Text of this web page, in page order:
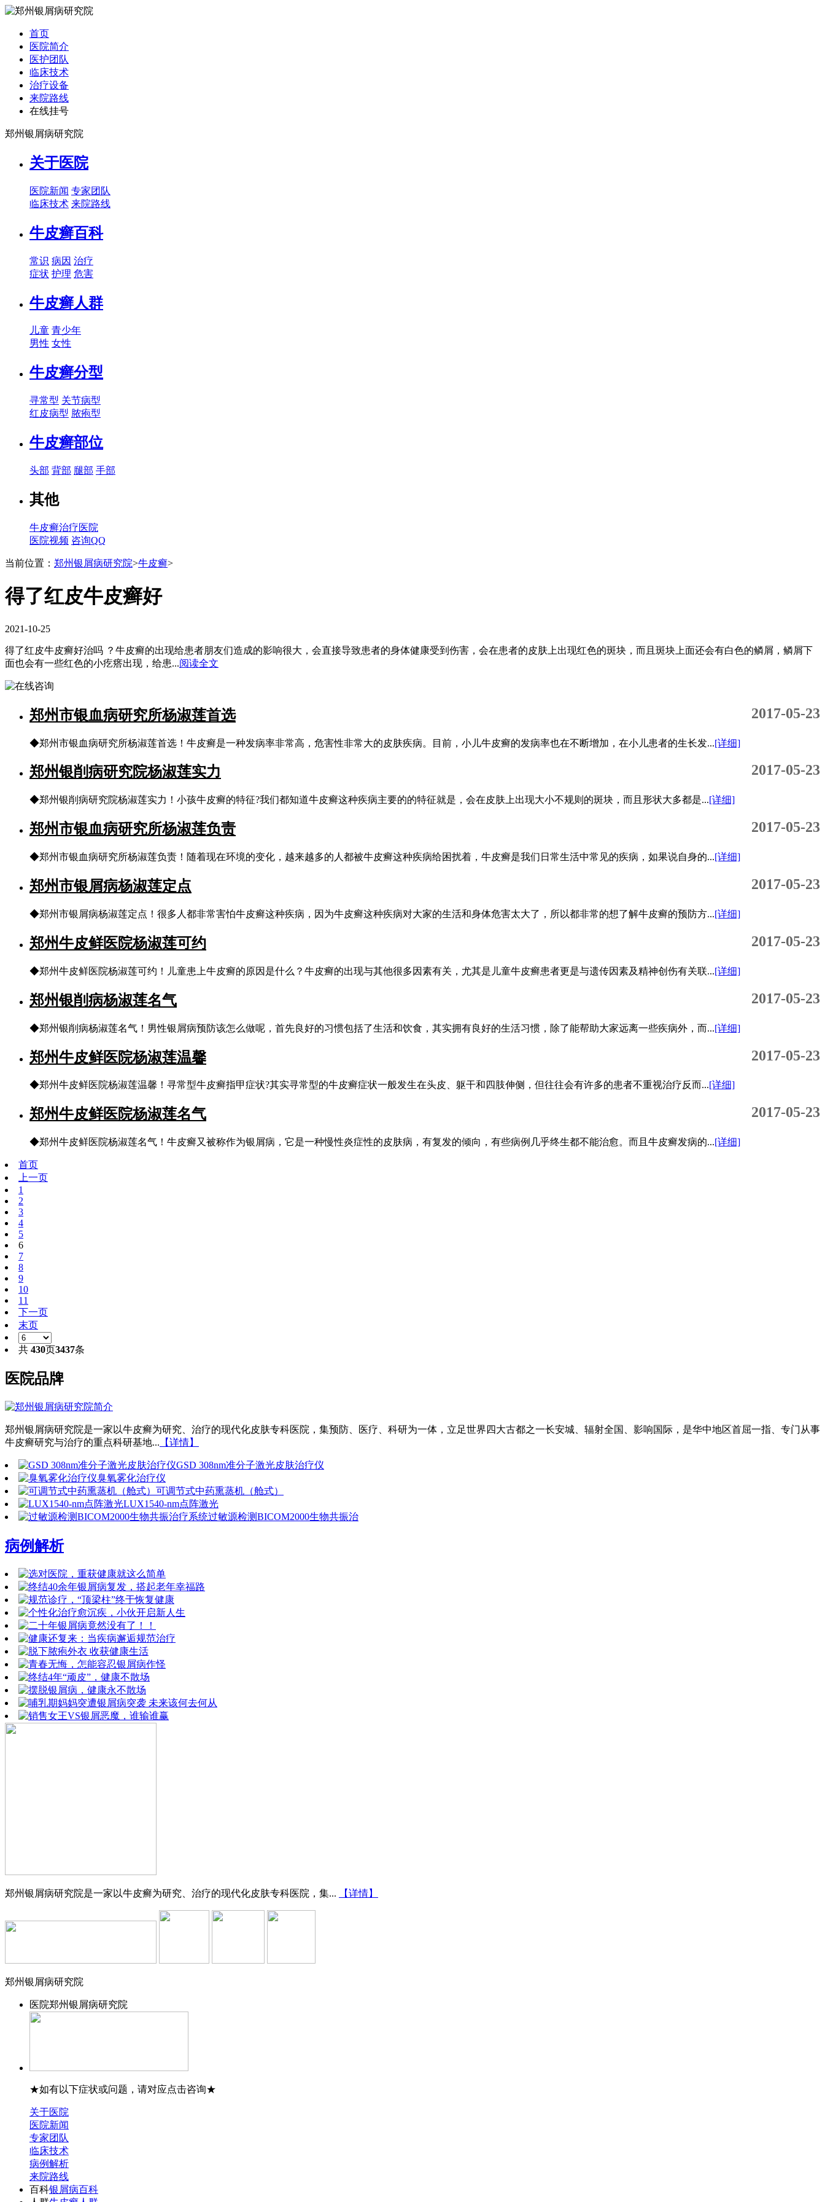
首页
医院简介
医护团队
临床技术
治疗设备
来院路线
在线挂号
郑州银屑病研究院
关于医院
医院新闻 专家团队
临床技术 来院路线
牛皮癣百科
常识 病因 治疗
症状 护理 危害
牛皮癣人群
儿童 青少年
男性 女性
牛皮癣分型
寻常型 关节病型
红皮病型 脓疱型
牛皮癣部位
头部 背部 腿部 手部
其他
牛皮癣治疗医院
医院视频 咨询QQ
当前位置： 郑州银屑病研究院>牛皮癣>
得了红皮牛皮癣好
2021-10-25
得了红皮牛皮癣好治吗 ？牛皮癣的出现给患者朋友们造成的影响很大，会直接导致患者的身体健康受到伤害，会在患者的皮肤上出现红色的斑块，而且斑块上面还会有白色的鳞屑，鳞屑下
面也会有一些红色的小疙瘩出现，给患...阅读全文
郑州市银血病研究所杨淑莲首选 2017-05-23
◆郑州市银血病研究所杨淑莲首选！牛皮癣是一种发病率非常高，危害性非常大的皮肤疾病。目前，小儿牛皮癣的发病率也在不断增加，在小儿患者的生长发...[详细]
郑州银削病研究院杨淑莲实力 2017-05-23
◆郑州银削病研究院杨淑莲实力！小孩牛皮癣的特征?我们都知道牛皮癣这种疾病主要的的特征就是，会在皮肤上出现大小不规则的斑块，而且形状大多都是...[详细]
郑州市银血病研究所杨淑莲负责 2017-05-23
◆郑州市银血病研究所杨淑莲负责！随着现在环境的变化，越来越多的人都被牛皮癣这种疾病给困扰着，牛皮癣是我们日常生活中常见的疾病，如果说自身的...[详细]
郑州市银屑病杨淑莲定点 2017-05-23
◆郑州市银屑病杨淑莲定点！很多人都非常害怕牛皮癣这种疾病，因为牛皮癣这种疾病对大家的生活和身体危害太大了，所以都非常的想了解牛皮癣的预防方...[详细]
郑州牛皮鲜医院杨淑莲可约 2017-05-23
◆郑州牛皮鲜医院杨淑莲可约！儿童患上牛皮癣的原因是什么？牛皮癣的出现与其他很多因素有关，尤其是儿童牛皮癣患者更是与遗传因素及精神创伤有关联...[详细]
郑州银削病杨淑莲名气 2017-05-23
◆郑州银削病杨淑莲名气！男性银屑病预防该怎么做呢，首先良好的习惯包括了生活和饮食，其实拥有良好的生活习惯，除了能帮助大家远离一些疾病外，而...[详细]
郑州牛皮鲜医院杨淑莲温馨 2017-05-23
◆郑州牛皮鲜医院杨淑莲温馨！寻常型牛皮癣指甲症状?其实寻常型的牛皮癣症状一般发生在头皮、躯干和四肢伸侧，但往往会有许多的患者不重视治疗反而...[详细]
郑州牛皮鲜医院杨淑莲名气 2017-05-23
◆郑州牛皮鲜医院杨淑莲名气！牛皮癣又被称作为银屑病，它是一种慢性炎症性的皮肤病，有复发的倾向，有些病例几乎终生都不能治愈。而且牛皮癣发病的...[详细]
首页
上一页
1
2
3
4
5
6
7
8
9
10
11
下一页
末页
共 430页3437条
医院品牌
郑州银屑病研究院是一家以牛皮癣为研究、治疗的现代化皮肤专科医院，集预防、医疗、科研为一体，立足世界四大古都之一长安城、辐射全国、影响国际，是华中地区首屈一指、专门从事
牛皮癣研究与治疗的重点科研基地... 【详情】
GSD 308nm准分子激光皮肤治疗仪
臭氧雾化治疗仪
可调节式中药熏蒸机（舱式）
LUX1540-nm点阵激光
过敏源检测BICOM2000生物共振治
病例解析
郑州银屑病研究院是一家以牛皮癣为研究、治疗的现代化皮肤专科医院，集... 【详情】
郑州银屑病研究院
医院郑州银屑病研究院
★如有以下症状或问题，请对应点击咨询★
关于医院
医院新闻
专家团队
临床技术
病例解析
来院路线
百科银屑病百科